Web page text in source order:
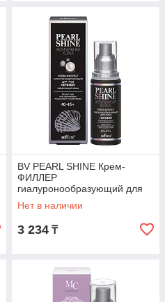
BV PEARL SHINE Крем-
ФИЛЛЕР
гиалуронообразующий для
лица ночной 40-45+ 50 мл
Нет в наличии
3 234 ₸